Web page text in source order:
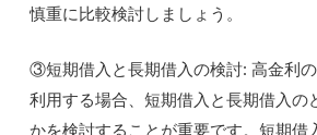
慎重に比較検討しましょう。
③短期借入と長期借入の検討: 高金利
利用する場合、短期借入と長期借入の
かを検討することが重要です。短期借